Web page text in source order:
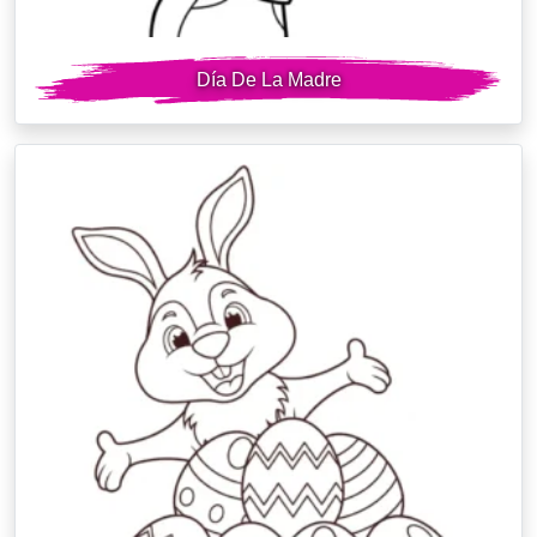
Día De La Madre